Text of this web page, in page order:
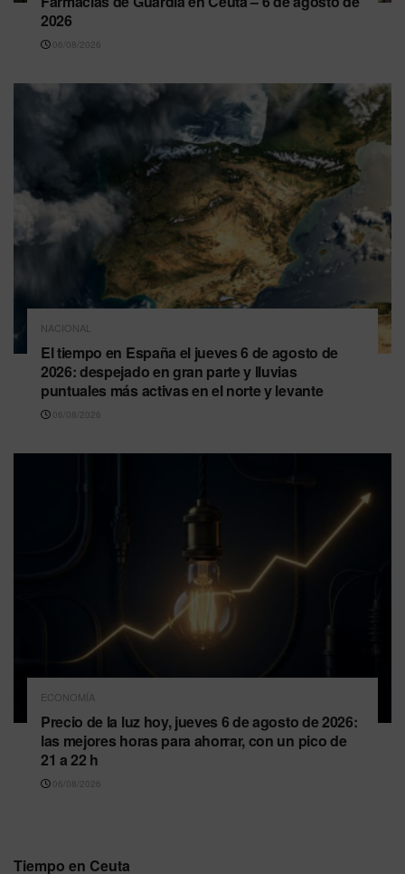
2026
06/08/2026
NACIONAL
El tiempo en España el jueves 6 de agosto de
2026: despejado en gran parte y lluvias
puntuales más activas en el norte y levante
06/08/2026
ECONOMÍA
Precio de la luz hoy, jueves 6 de agosto de 2026:
las mejores horas para ahorrar, con un pico de
21 a 22 h
06/08/2026
Tiempo en Ceuta